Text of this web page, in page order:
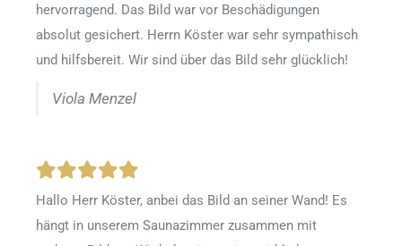
hervorragend. Das Bild war vor Beschädigungen
absolut gesichert. Herrn Köster war sehr sympathisch
und hilfsbereit. Wir sind über das Bild sehr glücklich!
Viola Menzel
Hallo Herr Köster, anbei das Bild an seiner Wand! Es
hängt in unserem Saunazimmer zusammen mit